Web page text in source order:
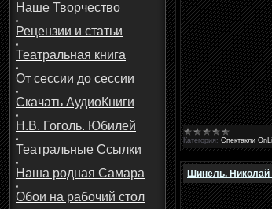
Наше Творчество
Рецензии и статьи
Театральная книга
От сессии до сессии
Скачать АудиоКниги
Н.В. Гоголь. Юбилей
Театральные Ссылки
Наша родная Самара
Обои на рабочий стол
Категория: Спектакли
Шинель. Николай